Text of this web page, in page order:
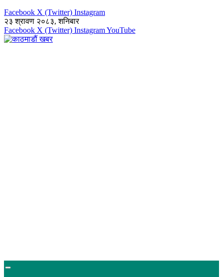
Facebook X (Twitter) Instagram
२३ श्रावण २०८३, शनिबार
Facebook X (Twitter) InstagramYouTube